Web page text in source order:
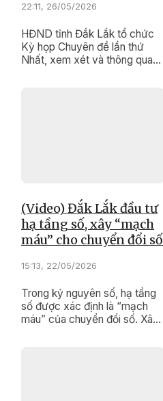
22:11, 26/05/2026
HĐND tỉnh Đắk Lắk tổ chức
Kỳ họp Chuyên đề lần thứ
Nhất, xem xét và thông qua
(Video) Đắk Lắk đầu tư
hạ tầng số, xây “mạch
máu” cho chuyển đổi số
15:13, 22/05/2026
Trong kỷ nguyên số, hạ tầng
số được xác định là “mạch
máu” của chuyển đổi số. Xây